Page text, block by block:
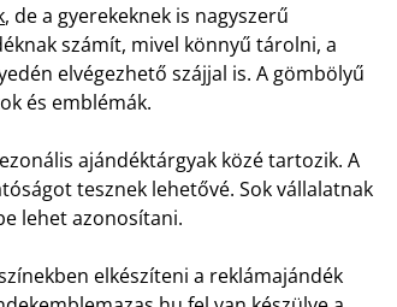
, de a gyerekeknek is nagyszerű
számít, mivel könnyű tárolni, a
elvégezhető szájjal is. A gömbölyű
és emblémák.
ajándéktárgyak közé tartozik. A
tesznek lehetővé. Sok vállalatnak
lehet azonosítani.
elkészíteni a reklámajándék